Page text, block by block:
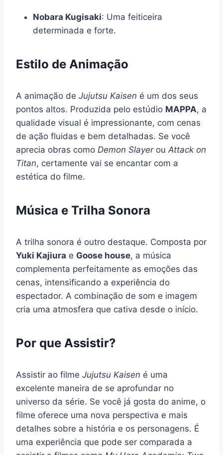
Nobara Kugisaki: Uma feiticeira
determinada e forte.
Estilo de Animação
A animação de Jujutsu Kaisen é um dos seus
pontos altos. Produzida pelo estúdio MAPPA, a
qualidade visual é impressionante, com cenas
de ação fluidas e bem detalhadas. Se você
aprecia obras como Demon Slayerou Attack on
Titan, certamente vai se encantar com a
estética do filme.
Música e Trilha Sonora
A trilha sonora é outro destaque. Composta por
Yuki Kajiura e Goose house, a música
complementa perfeitamente as emoções das
cenas, intensificando a experiência do
espectador. A combinação de som e imagem
cria uma atmosfera que cativa desde o início.
Por que Assistir?
Assistir ao filme Jujutsu Kaisen é uma
excelente maneira de se aprofundar no
universo da série. Se você já gosta do anime, o
filme oferece uma nova perspectiva e mais
detalhes sobre a história e os personagens. É
uma experiência que pode ser comparada a